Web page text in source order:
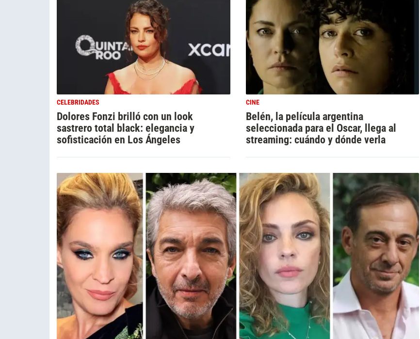
CELEBRIDADES
Dolores Fonzi brilló con un look
sastrero total black: elegancia y
sofisticación en Los Ángeles
CINE
Belén, la película argentina
seleccionada para el Oscar, llega al
streaming: cuándo y dónde verla